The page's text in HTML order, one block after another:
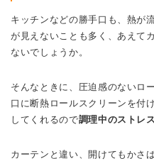
キッチンなどの勝手口も、熱が
が見えないことも多く、あえて
ないでしょうか。
そんなときに、圧迫感のないロ
口に断熱ロールスクリーンを付
してくれるので調理中のストレ
カーテンと違い、開けてもかさ